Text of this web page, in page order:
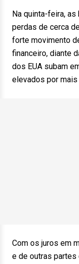
Na quinta-feira, as
perdas de cerca
forte movimento
financeiro, diante
dos EUA subam
elevados por mais
Com os juros em
e de outras partes